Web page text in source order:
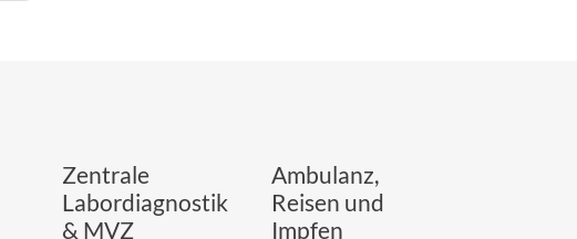
Zentrale
Labordiagnostik
& MVZ
Ambulanz,
Reisen und
Impfen